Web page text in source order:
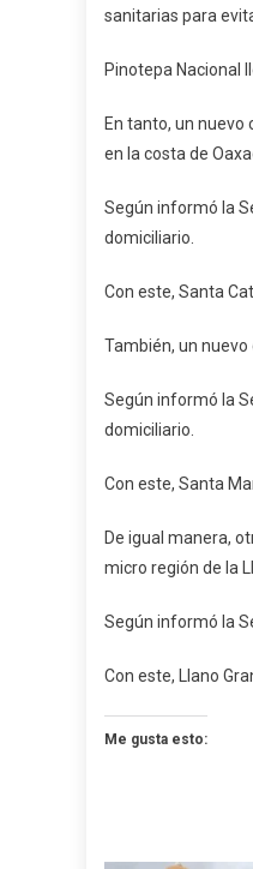
sanitarias para
Pinotepa Nacional
En tanto, un nuevo
en la costa de
Según informó la
domiciliario.
Con este, Santa
También, un
Según informó la
domiciliario.
Con este, Santa
De igual manera,
micro región de la
Según informó la
Con este, Llano
Me gusta esto: